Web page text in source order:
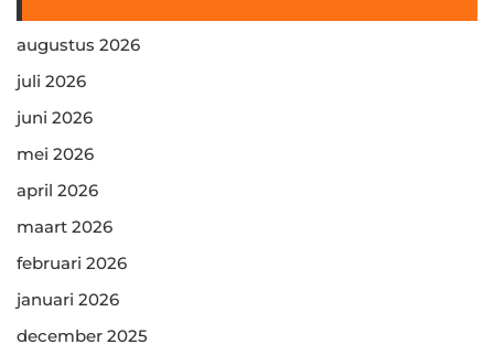
augustus 2026
juli 2026
juni 2026
mei 2026
april 2026
maart 2026
februari 2026
januari 2026
december 2025